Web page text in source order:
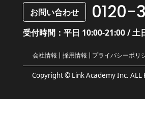
お問い合わせ 0120-
受付時間：平日 10:00-21:00 / 土
Copyright © Link Academy Inc. ALL
会社情報 採用情報 プライバシーポリ